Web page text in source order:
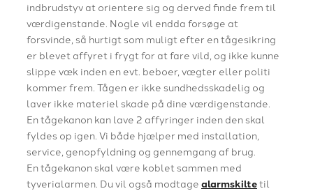
indbrudstyv at orientere sig og derved finde frem til
værdigenstande. Nogle vil endda forsøge at
forsvinde, så hurtigt som muligt efter en tågesikring
er blevet affyret i frygt for at fare vild, og ikke kunne
slippe væk inden en evt. beboer, vægter eller politi
kommer frem. Tågen er ikke sundhedsskadelig og
laver ikke materiel skade på dine værdigenstande.
En tågekanon kan lave 2 affyringer inden den skal
fyldes op igen. Vi både hjælper med installation,
service, genopfyldning og gennemgang af brug.
En tågekanon skal være koblet sammen med
tyverialarmen. Du vil også modtage alarmskiltetil